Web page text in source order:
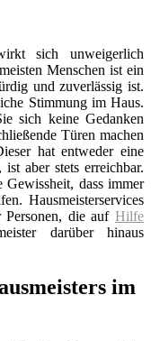
sich unweigerlich
Menschen ist ein
und zuverlässig ist.
Stimmung im Haus.
sich keine Gedanken
Türen machen
hat entweder eine
aber stets erreichbar.
dass immer
Hausmeisterservices
die auf Hilfe
darüber hinaus
im